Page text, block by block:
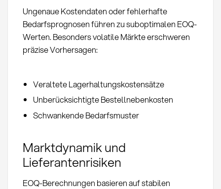
Ungenaue Kostendaten oder fehlerhafte
Bedarfsprognosen führen zu suboptimalen EOQ-
Werten. Besonders volatile Märkte erschweren
präzise Vorhersagen:
Veraltete Lagerhaltungskostensätze
Unberücksichtigte Bestellnebenkosten
Schwankende Bedarfsmuster
Marktdynamik und
Lieferantenrisiken
EOQ-Berechnungen basieren auf stabilen